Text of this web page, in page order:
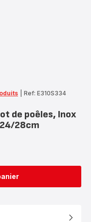
Ref: E310S334
de poêles, Inox
28cm